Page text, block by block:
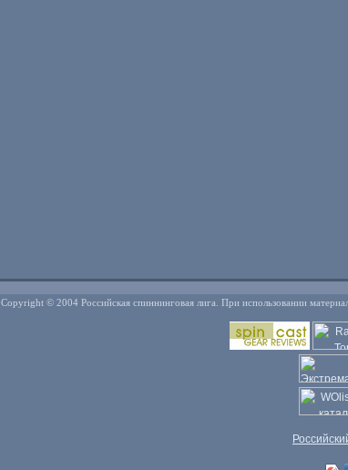
Copyright © 2004 Российская спиннинговая лига. При использовании